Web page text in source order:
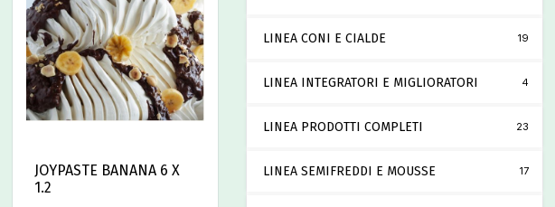
JOYPASTE BANANA 6 X
1.2
LINEA CONI E CIALDE 19
LINEA INTEGRATORI E MIGLIORATORI 4
LINEA PRODOTTI COMPLETI 23
LINEA SEMIFREDDI E MOUSSE 17